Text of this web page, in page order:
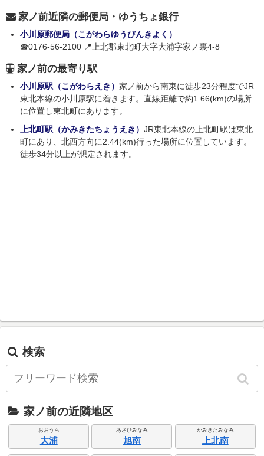
家ノ前近隣の郵便局・ゆうちょ銀行
小川原郵便局（こがわらゆうびんきよく）
☎0176-56-2100 📍上北郡東北町大字大浦字家ノ裏4-8
家ノ前の最寄り駅
小川原駅（こがわらえき） 家ノ前から南東に徒歩23分程度でJR
東北本線の小川原駅に着きます。直線距離で約1.66(km)の場所
に位置し東北町にあります。
上北町駅（かみきたちょうえき） JR東北本線の上北町駅は東北
町にあり、北西方向に2.44(km)行った場所に位置しています。
徒歩34分以上が想定されます。
検索
家ノ前の近隣地区
おおうら
大浦
あさひみなみ
旭南
かみきたみなみ
上北南